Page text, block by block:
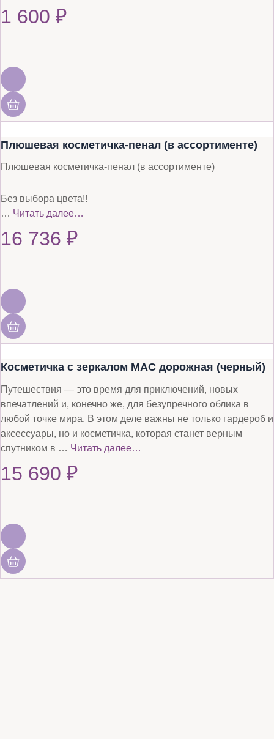
1 600 ₽
Плюшевая косметичка-пенал (в ассортименте)
Плюшевая косметичка-пенал (в ассортименте)
Без выбора цвета!!
… Читать далее…
16 736 ₽
Косметичка с зеркалом MAC дорожная (черный)
Путешествия — это время для приключений, новых
впечатлений и, конечно же, для безупречного облика в
любой точке мира. В этом деле важны не только гардероб и
аксессуары, но и косметичка, которая станет верным
спутником в … Читать далее…
15 690 ₽